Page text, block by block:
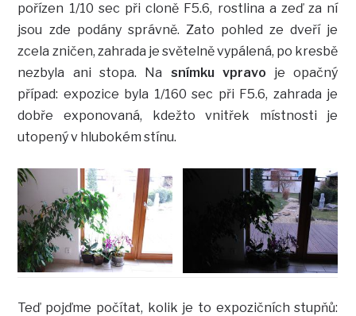
pořízen 1/10 sec při cloně F5.6, rostlina a zeď za ní
jsou zde podány správně. Zato pohled ze dveří je
zcela zničen, zahrada je světelně vypálená, po kresbě
nezbyla ani stopa. Na snímku vpravo je opačný
případ: expozice byla 1/160 sec při F5.6, zahrada je
dobře exponovaná, kdežto vnitřek místnosti je
utopený v hlubokém stínu.
Teď pojďme počítat, kolik je to expozičních stupňů: